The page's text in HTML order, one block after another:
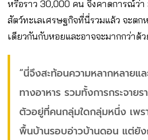
หรือราว 30,000 คน จึงคาดการณ์ว่า
สัตว์ทะเลเศรษฐกิจที่นี่รวมแล้ว จะต
เดียวกันกับหอยและอาจจะมากกว่าด้
“นี่จึงสะท้อนความหลากหลายแ
ทางอาหาร รวมทั้งการกระจายร
ตัวอยู่ที่คนกลุ่มใดกลุ่มหนึ่ง เพรา
พื้นบ้านรอบอ่าวบ้านดอน แต่ยัง